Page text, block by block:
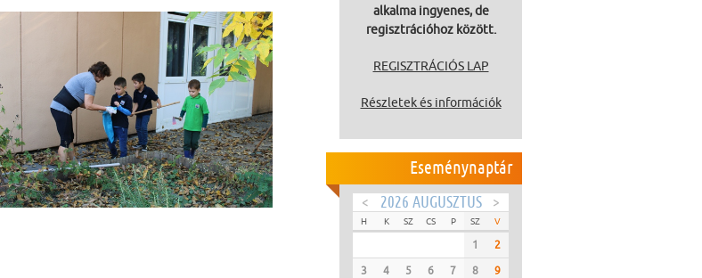
alkalma ingyenes, de
regisztrációhoz között.
REGISZTRÁCIÓS LAP
Részletek és információk
Eseménynaptár
< 2026 AUGUSZTUS >
H K SZ CS P SZ V
1
2
3
4 5 6 7 8
9